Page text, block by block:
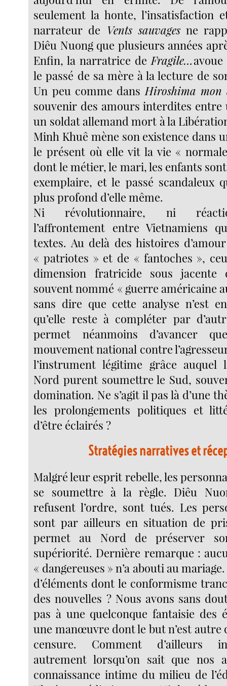
seulement la honte, l’insatisfaction
narrateur de Vents sauvagesne
Diêu Nuong que plusieurs années
Enfin, la narratrice de Fragile…avoue
le passé de sa mère à la lecture de
Un peu comme dans Hiroshima mon
souvenir des amours interdites entre
un soldat allemand mort à la
Minh Khuê mène son existence dans
le présent où elle vit la vie «
dont le métier, le mari, les enfants
exemplaire, et le passé scandaleux
plus profond d’elle même.
Ni révolutionnaire, ni
l’affrontement entre Vietnamiens
textes. Au delà des histoires
« patriotes » et de « fantoches »,
dimension fratricide sous
souvent nommé « guerre américaine
sans dire que cette analyse n’est
qu’elle reste à compléter par
permet néanmoins d’avancer
mouvement national contre
l’instrument légitime grâce auquel
Nord purent soumettre le Sud,
domination. Ne s’agit il pas là d’une
les prolongements politiques et
d’être éclairés ?
Stratégies narratives et
Malgré leur esprit rebelle, les
se soumettre à la règle. Diêu
refusent l’ordre, sont tués. Les
sont par ailleurs en situation de
permet au Nord de préserver
supériorité. Dernière remarque :
« dangereuses » n’a abouti au
d’éléments dont le conformisme
des nouvelles ? Nous avons sans
pas à une quelconque fantaisie des
une manœuvre dont le but n’est autre
censure. Comment d’ailleurs
autrement lorsqu’on sait que nos
connaissance intime du milieu de